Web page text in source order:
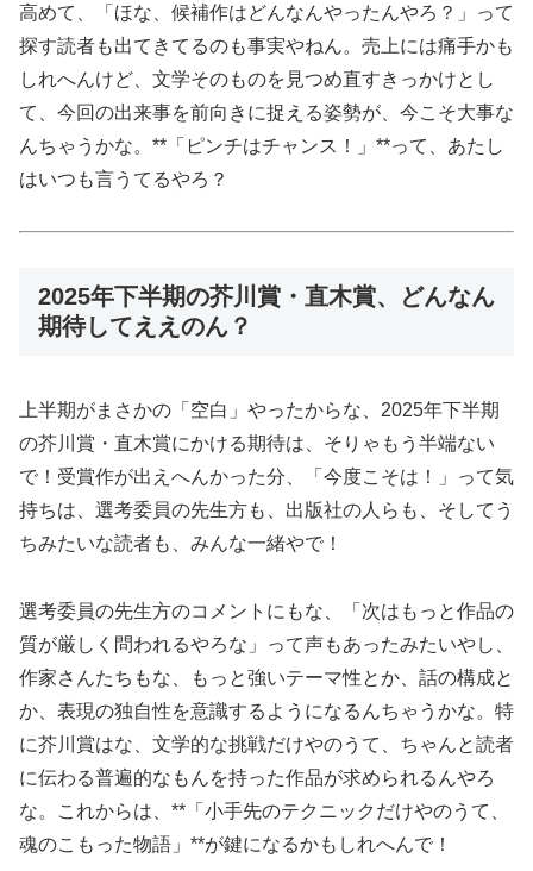
高めて、「ほな、候補作はどんなんやったんやろ？」って
探す読者も出てきてるのも事実やねん。売上には痛手かも
しれへんけど、文学そのものを見つめ直すきっかけとし
て、今回の出来事を前向きに捉える姿勢が、今こそ大事な
んちゃうかな。**「ピンチはチャンス！」**って、あたし
はいつも言うてるやろ？
2025年下半期の芥川賞・直木賞、どんなん
期待してええのん？
上半期がまさかの「空白」やったからな、2025年下半期
の芥川賞・直木賞にかける期待は、そりゃもう半端ない
で！受賞作が出えへんかった分、「今度こそは！」って気
持ちは、選考委員の先生方も、出版社の人らも、そしてう
ちみたいな読者も、みんな一緒やで！
選考委員の先生方のコメントにもな、「次はもっと作品の
質が厳しく問われるやろな」って声もあったみたいやし、
作家さんたちもな、もっと強いテーマ性とか、話の構成と
か、表現の独自性を意識するようになるんちゃうかな。特
に芥川賞はな、文学的な挑戦だけやのうて、ちゃんと読者
に伝わる普遍的なもんを持った作品が求められるんやろ
な。これからは、**「小手先のテクニックだけやのうて、
魂のこもった物語」**が鍵になるかもしれへんで！